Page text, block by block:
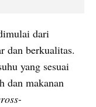
dari
dan berkualitas.
yang sesuai
dan makanan